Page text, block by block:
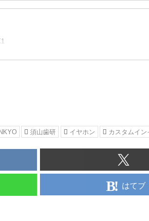
須山歯研 イヤホン カスタムイ
はてブ